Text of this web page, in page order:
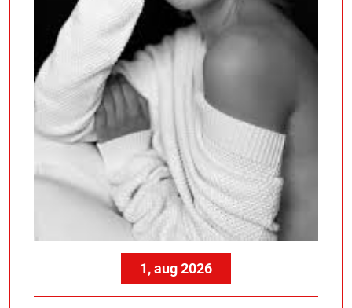
1, aug 2026